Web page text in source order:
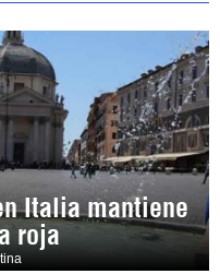
Italia mantiene
roja